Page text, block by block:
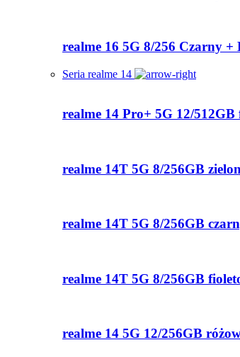
realme 16 5G 8/256 Czarny +
Seria realme 14
realme 14 Pro+ 5G 12/512GB
realme 14T 5G 8/256GB
realme 14T 5G 8/256GB
realme 14T 5G 8/256GB
realme 14 5G 12/256GB